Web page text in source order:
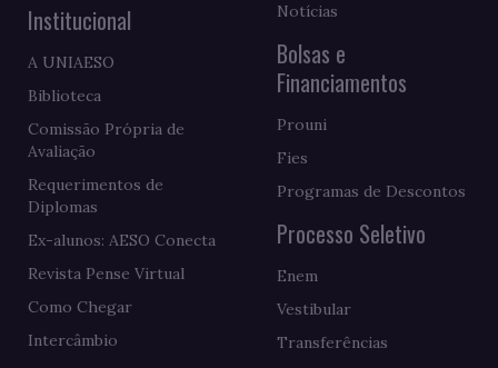
Institucional
A UNIAESO
Biblioteca
Comissão Própria de
Avaliação
Requerimentos de
Diplomas
Ex-alunos: AESO Conecta
Revista Pense Virtual
Como Chegar
Intercâmbio
Notícias
Bolsas e
Financiamentos
Prouni
Fies
Programas de Descontos
Processo Seletivo
Enem
Vestibular
Transferências